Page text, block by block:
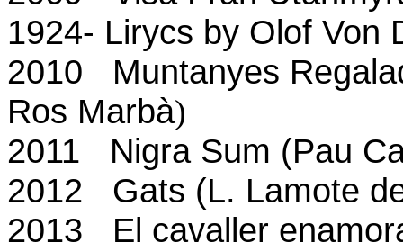
1924- Lirycs by Olof Von
2010 Muntanyes
Ros Marbà)
2011 Nigra Sum (Pau
2012 Gats (L. Lamote
2013 El cavaller